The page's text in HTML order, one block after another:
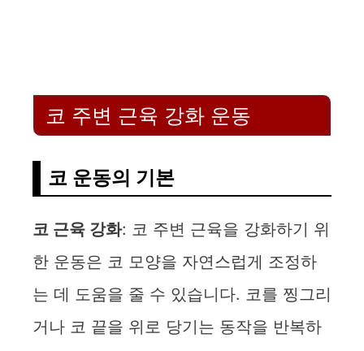
코 주변 근육 강화 운동
코 운동의 기본
코 근육 강화: 코 주변 근육을 강화하기 위
한 운동은 코 모양을 자연스럽게 조정하
는 데 도움을 줄 수 있습니다. 코를 찡그리
거나 코 끝을 위로 당기는 동작을 반복하